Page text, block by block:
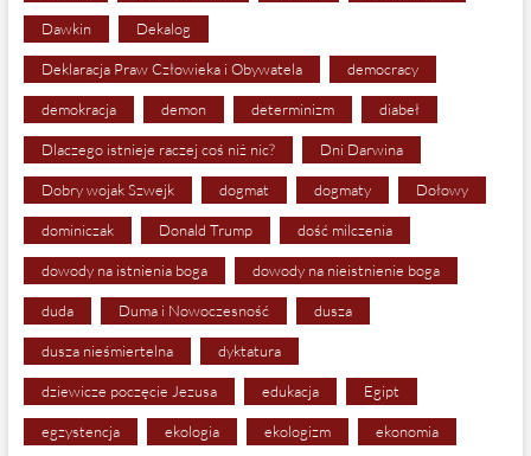
Dawkin Dekalog
Deklaracja Praw Człowieka i Obywatela democracy
demokracja demon determinizm diabeł
Dlaczego istnieje raczej coś niż nic? Dni Darwina
Dobry wojak Szwejk dogmat dogmaty Dołowy
dominiczak Donald Trump dość milczenia
dowody na istnienia boga dowody na nieistnienie boga
duda Duma i Nowoczesność dusza
dusza nieśmiertelna dyktatura
dziewicze poczęcie Jezusa edukacja Egipt
egzystencja ekologia ekologizm ekonomia